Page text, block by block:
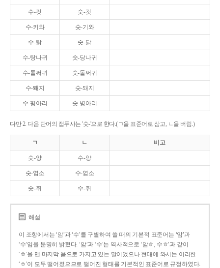
수-컷 숫-것
수-키와 숫-기와
수-탉 숫-닭
수-탕나귀 숫-당나귀
수-톨쩌귀 숫-돌쩌귀
수-퇘지 숫-돼지
수-평아리 숫-병아리
다만 2. 다음 단어의 접두사는 '숫-'으로 한다.(ㄱ을 표준어로 삼고, ㄴ을 버림.)
ㄱ ㄴ 비고
숫-양 수-양
숫-염소 수-염소
숫-쥐 수-쥐
해설
이 조항에서는 ‘암’과 ‘수’를 구별하여 쓸 때의 기본적 표준어는 ‘암’과
‘수’임을 분명히 밝혔다. ‘암’과 ‘수’는 역사적으로 ‘암ㅎ, 수ㅎ’과 같이
‘ㅎ’을 맨 마지막 음으로 가지고 있는 말이었으나 현대에 와서는 이러한
‘ㅎ’이 모두 떨어졌으므로 떨어진 형태를 기본적인 표준어로 규정하였다.